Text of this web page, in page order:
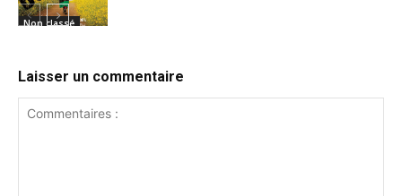
Non classé
Laisser un commentaire